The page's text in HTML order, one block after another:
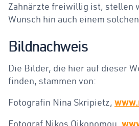
Zahnärzte freiwillig ist, stellen
Wunsch hin auch einem
Bildnachweis
Die Bilder, die hier auf dieser
finden, stammen von:
Fotografin Nina Skripietz,
Fotograf Nikos Oikonomou,